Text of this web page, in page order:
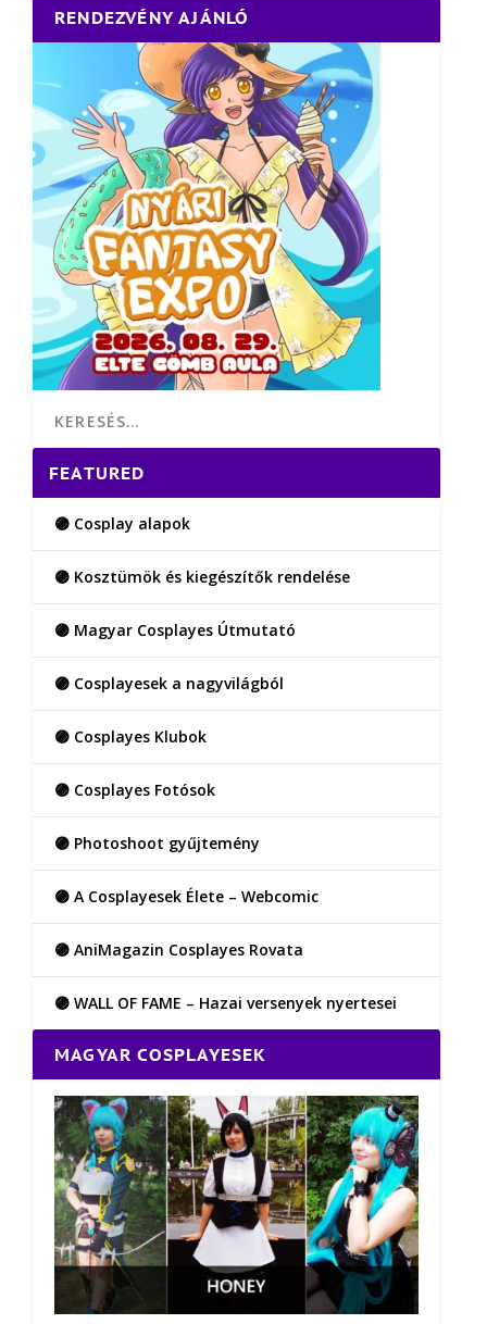
RENDEZVÉNY AJÁNLÓ
FEATURED
🟣 Cosplay alapok
🟣 Kosztümök és kiegészítők rendelése
🟣 Magyar Cosplayes Útmutató
🟣 Cosplayesek a nagyvilágból
🟣 Cosplayes Klubok
🟣 Cosplayes Fotósok
🟣 Photoshoot gyűjtemény
🟣 A Cosplayesek Élete – Webcomic
🟣 AniMagazin Cosplayes Rovata
🟣 WALL OF FAME – Hazai versenyek nyertesei
MAGYAR COSPLAYESEK